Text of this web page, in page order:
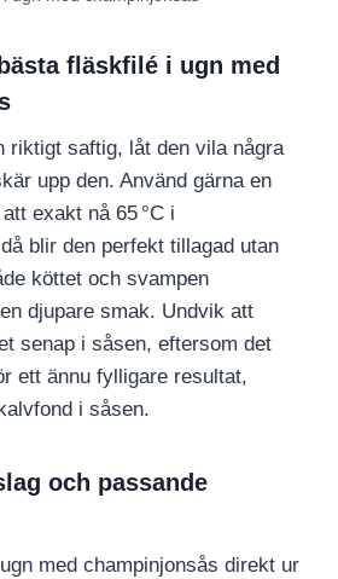
fläskfilé i ugn med
riktigt saftig, låt den vila några
upp den. Använd gärna en
exakt nå 65 °C i
blir den perfekt tillagad utan
köttet och svampen
djupare smak. Undvik att
senap i såsen, eftersom det
ett ännu fylligare resultat,
i såsen.
och passande
med champinjonsås direkt ur